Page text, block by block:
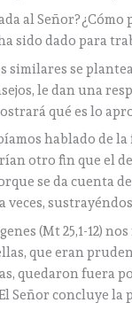
al Señor?
sido dado para
se
le dan una
qué es lo
hablado de
otro fin que el
se da cuenta
(Mt 25,1-12)
que eran
quedaron fuera
Señor concluye la